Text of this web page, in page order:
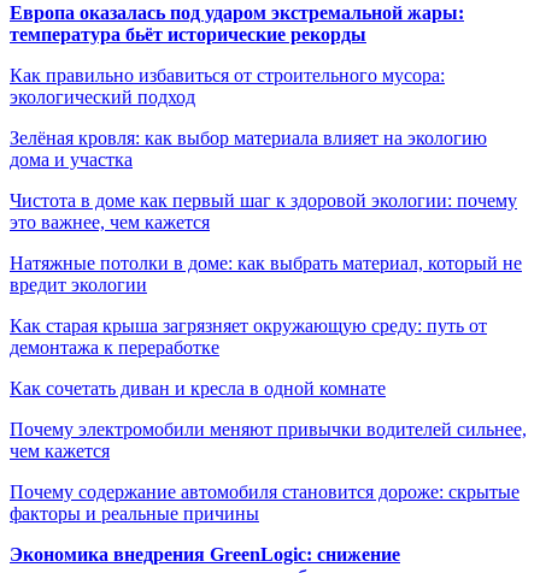
Европа оказалась под ударом экстремальной жары:
температура бьёт исторические рекорды
Как правильно избавиться от строительного мусора:
экологический подход
Зелёная кровля: как выбор материала влияет на экологию
дома и участка
Чистота в доме как первый шаг к здоровой экологии: почему
это важнее, чем кажется
Натяжные потолки в доме: как выбрать материал, который не
вредит экологии
Как старая крыша загрязняет окружающую среду: путь от
демонтажа к переработке
Как сочетать диван и кресла в одной комнате
Почему электромобили меняют привычки водителей сильнее,
чем кажется
Почему содержание автомобиля становится дороже: скрытые
факторы и реальные причины
Экономика внедрения GreenLogic: снижение